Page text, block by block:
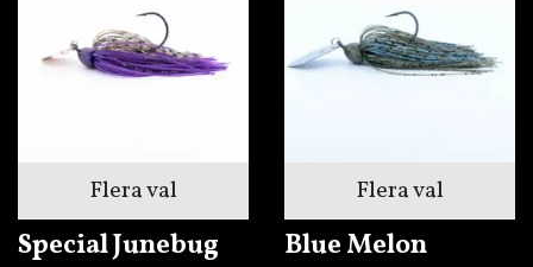
Flera val
Special Junebug
Flera val
Blue Melon